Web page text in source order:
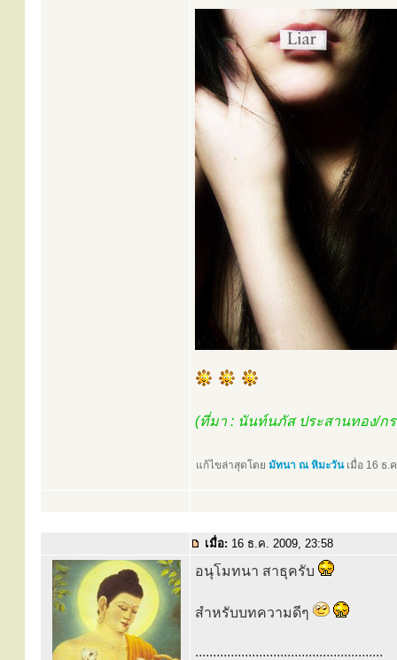
(ที่มา : นันท์นภัส ประสานทอง/ก
แก้ไขล่าสุดโดย มัทนา ณ หิมะวันเมื่อ 16 ธ.
เมื่อ: 16 ธ.ค. 2009, 23:58
อนุโมทนา สาธุครับ
สำหรับบทความดีๆ
.....................................................